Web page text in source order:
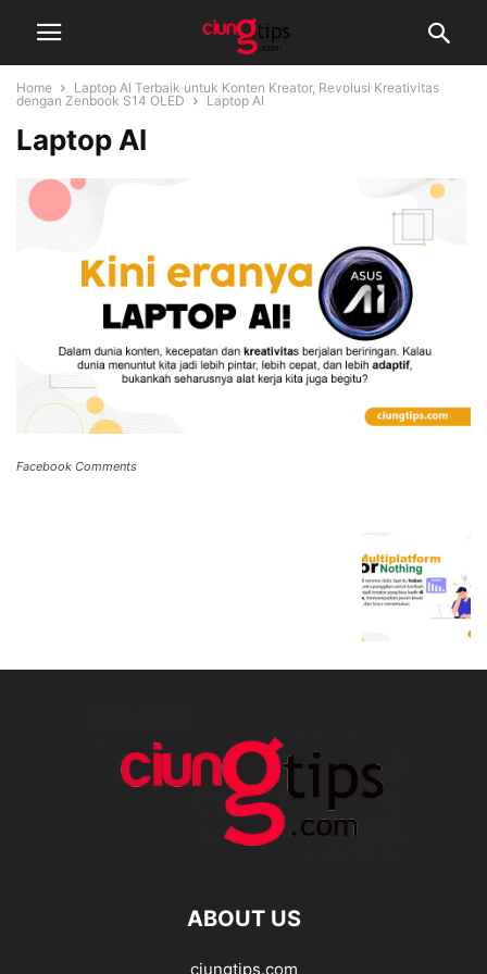
Home
Laptop AI Terbaik untuk Konten Kreator, Revolusi Kreativitas
dengan Zenbook S14 OLED
Laptop AI
Laptop AI
Facebook Comments
ABOUT US
ciungtips.com